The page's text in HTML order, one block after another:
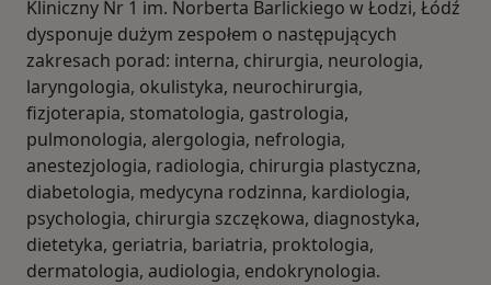
Kliniczny Nr 1 im. Norberta Barlickiego w Łodzi, Łódź
dysponuje dużym zespołem o następujących
zakresach porad: interna, chirurgia, neurologia,
laryngologia, okulistyka, neurochirurgia,
fizjoterapia, stomatologia, gastrologia,
pulmonologia, alergologia, nefrologia,
anestezjologia, radiologia, chirurgia plastyczna,
diabetologia, medycyna rodzinna, kardiologia,
psychologia, chirurgia szczękowa, diagnostyka,
dietetyka, geriatria, bariatria, proktologia,
dermatologia, audiologia, endokrynologia.